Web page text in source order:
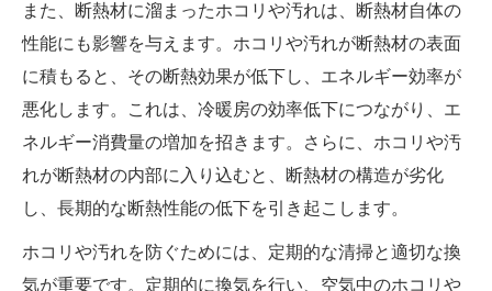
また、断熱材に溜まったホコリや汚れは、断熱材自体の
性能にも影響を与えます。ホコリや汚れが断熱材の表面
に積もると、その断熱効果が低下し、エネルギー効率が
悪化します。これは、冷暖房の効率低下につながり、エ
ネルギー消費量の増加を招きます。さらに、ホコリや汚
れが断熱材の内部に入り込むと、断熱材の構造が劣化
し、長期的な断熱性能の低下を引き起こします。
ホコリや汚れを防ぐためには、定期的な清掃と適切な換
気が重要です。定期的に換気を行い、空気中のホコリや